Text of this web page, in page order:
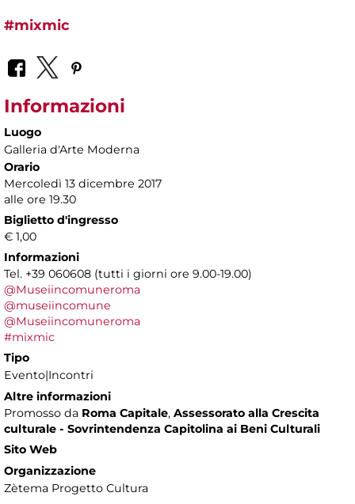
#mixmic
Informazioni
Luogo
Galleria d'Arte Moderna
Orario
Mercoledì 13 dicembre 2017
alle ore 19.30
Biglietto d'ingresso
€ 1,00
Informazioni
Tel. +39 060608 (tutti i giorni ore 9.00-19.00)
@Museiincomuneroma
@museiincomune
@Museiincomuneroma
#mixmic
Tipo
Evento|Incontri
Altre informazioni
Promosso da Roma Capitale, Assessorato alla Crescita
culturale - Sovrintendenza Capitolina ai Beni Culturali
Sito Web
Organizzazione
Zètema Progetto Cultura